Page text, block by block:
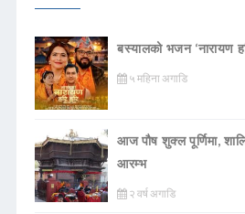
बस्यालको भजन ‘नारायण
५ महिना अगाडि
आज पौष शुक्ल पूर्णिमा,
आरम्भ
२ वर्ष अगाडि